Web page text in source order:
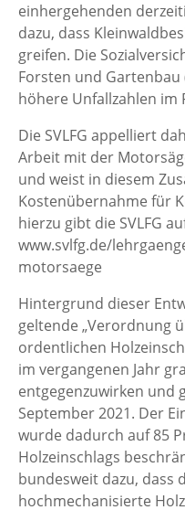
einhergehenden
dazu, dass
greifen. Die
Forsten und Gartenbau
höhere Unfallzahlen im
Die SVLFG appelliert
Arbeit mit der
und weist in diesem
Kostenübernahme für
hierzu gibt die SVLFG
www.svlfg.de/
motorsaege
Hintergrund dieser
geltende „Verordnung
ordentlichen
im vergangenen Jahr
entgegenzuwirken und
September 2021. Der
wurde dadurch auf 85
Holzeinschlags
bundesweit dazu, dass
hochmechanisierte